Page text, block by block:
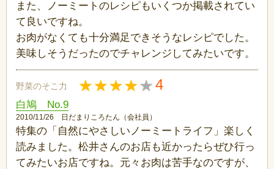
また、ノーミートのレシピもいくつか掲載されてい
て良いですね。
お肉がなくても十分満足できそうなレシピでした。
美味しそうだったのでチャレンジしてみたいです。
野菜のそこ力 4
白鳩 No.9
2010/11/26 日だまりころたん（会社員）
特集の「自然にやさしいノーミートライフ」楽しく
読みました。松井さんのお店も近かったらぜひ行っ
てみたいお店ですね。元々お肉は苦手なのですが、